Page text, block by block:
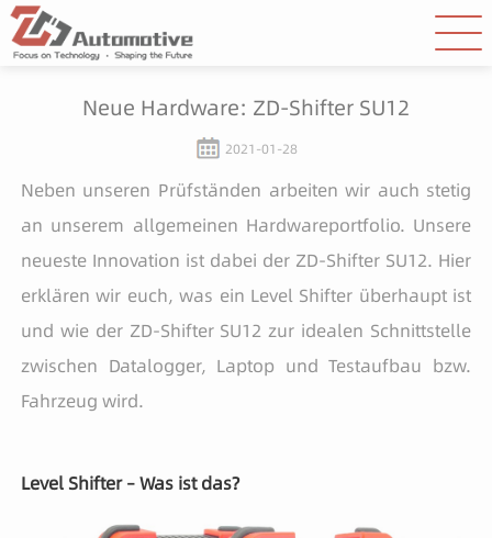
Neue Hardware: ZD-Shifter SU12
2021-01-28
Neben unseren Prüfständen arbeiten wir auch stetig
an unserem allgemeinen Hardwareportfolio. Unsere
neueste Innovation ist dabei der ZD-Shifter SU12. Hier
erklären wir euch, was ein Level Shifter überhaupt ist
und wie der ZD-Shifter SU12 zur idealen Schnittstelle
zwischen Datalogger, Laptop und Testaufbau bzw.
Fahrzeug wird.
Level Shifter – Was ist das?